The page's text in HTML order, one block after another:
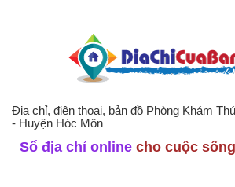
Địa chỉ, điện thoại, bản đồ Phòng Khám
- Huyện Hóc Môn
Sổ địa chỉ online cho cuộc